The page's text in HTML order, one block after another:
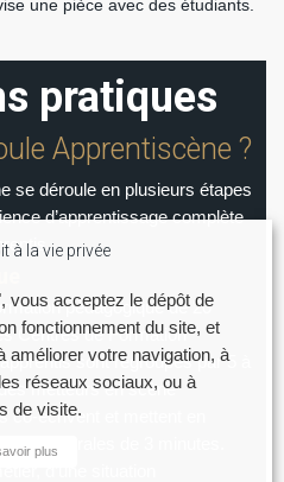
pratiques
Apprentiscène ?
se déroule en plusieurs étapes
d’apprentissage complète
pédagogique de 20
Centres de Formation
sont regroupés par 5 à
metteurs en scène
co-écrivent et mettent en
théâtrales de 3 minutes.
d’une situation
à la vie privée
vous acceptez le dépôt de
fonctionnement du site, et
améliorer votre navigation, à
réseaux sociaux, ou à
de visite.
plus